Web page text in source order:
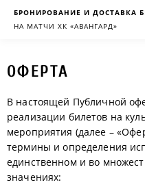
БРОНИРОВАНИЕ И ДОСТАВКА
НА МАТЧИ ХК «АВАНГАРД»
ОФЕРТА
В настоящей Публичной
реализации билетов на
мероприятия (далее –
термины и определения
единственном и во
значениях: